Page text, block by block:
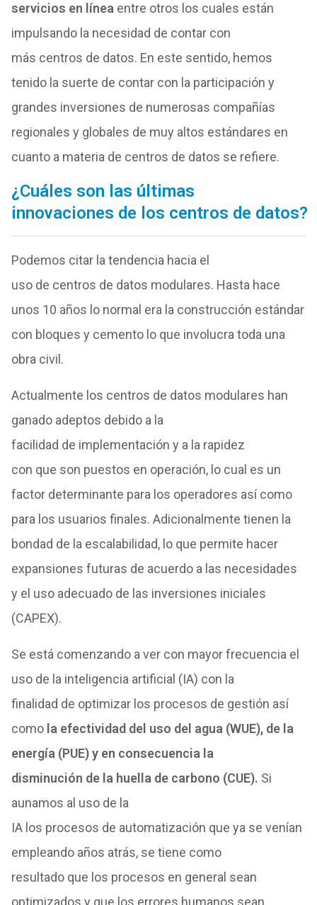
servicios en líneaentre otros los cuales están
impulsando la necesidad de contar con
más centros de datos. En este sentido, hemos
tenido la suerte de contar con la participación y
grandes inversiones de numerosas compañías
regionales y globales de muy altos estándares en
cuanto a materia de centros de datos se refiere.
¿Cuáles son las últimas
innovaciones de los centros de datos?
Podemos citar la tendencia hacia el
uso de centros de datos modulares. Hasta hace
unos 10 años lo normal era la construcción estándar
con bloques y cemento lo que involucra toda una
obra civil.
Actualmente los centros de datos modulares han
ganado adeptos debido a la
facilidad de implementación y a la rapidez
con que son puestos en operación, lo cual es un
factor determinante para los operadores así como
para los usuarios finales. Adicionalmente tienen la
bondad de la escalabilidad, lo que permite hacer
expansiones futuras de acuerdo a las necesidades
y el uso adecuado de las inversiones iniciales
(CAPEX).
Se está comenzando a ver con mayor frecuencia el
uso de la inteligencia artificial (IA) con la
finalidad de optimizar los procesos de gestión así
como la efectividad del uso del agua (WUE), dela
energía (PUE) y en consecuencia la
disminución dela huella decarbono (CUE). Si
aunamos al uso de la
IA los procesos de automatización que ya se venían
empleando años atrás, se tiene como
resultado que los procesos en general sean